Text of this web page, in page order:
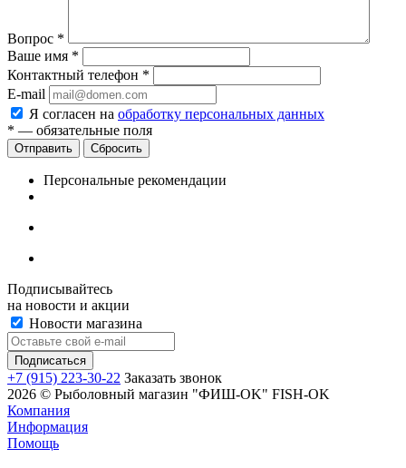
Вопрос *
Ваше имя *
Контактный телефон *
E-mail
Я согласен на обработку персональных данных
* — обязательные поля
Сбросить
Персональные рекомендации
Подписывайтесь
на новости и акции
Новости магазина
+7 (915) 223-30-22 Заказать звонок
2026 © Рыболовный магазин "ФИШ-OK" FISH-OK
Компания
Информация
Помощь